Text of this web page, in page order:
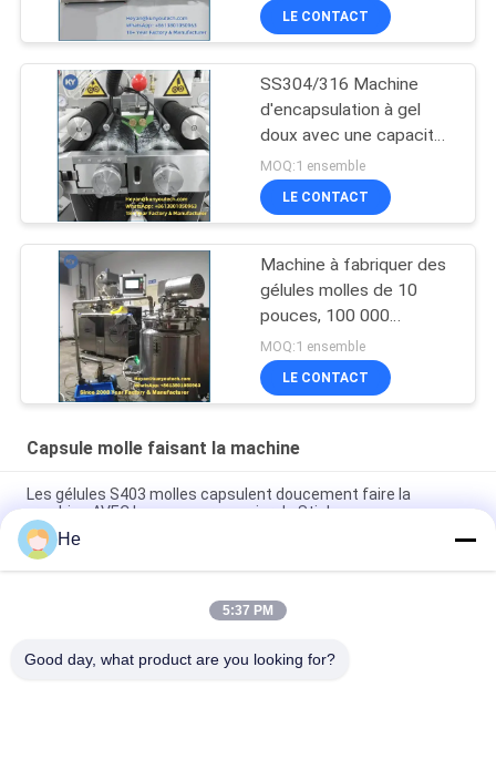
LE CONTACT
SS304/316 Machine
d'encapsulation à gel
doux avec une capacité
de 100 000 gélules par
heure et une garantie
d'un an
MOQ:1 ensemble
LE CONTACT
Machine à fabriquer des
gélules molles de 10
pouces, 100 000
gélules/heure
MOQ:1 ensemble
LE CONTACT
Capsule molle faisant la machine
Les gélules S403 molles capsulent doucement faire la
machine AVEC le convoyer en acier de Stinless
Capsule molle petit en lots de 3 kilowatts faisant la machine
pour le laboratoire
Capsule molle électrique petit en lots de 3 kilowatts rendant la
He
5:37 PM
Good day, what product are you looking for?